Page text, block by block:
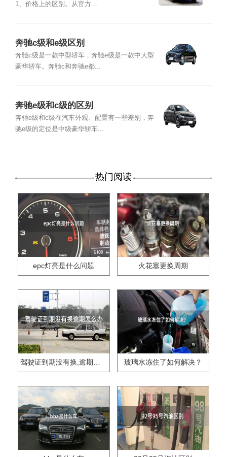
1、价格上的区别。从官方...
奔驰c级和e级区别
奔驰c级是一款中型轿车，奔驰e级是一款中大型
豪华轿车。奔驰c和奔驰e都...
奔驰e级和c级的区别
奔驰e级和c级在汽车外观、配置有一些差别，奔
驰e级的定位是中级豪华轿车...
热门阅读
epc灯亮是什么问题 火花塞更换周期
驾驶证到期没有换,逾期怎么办?? 玻璃水冻住了如何解决？